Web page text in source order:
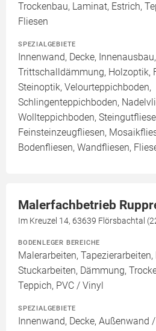
Trockenbau, Laminat, Estrich,
Fliesen
SPEZIALGEBIETE
Innenwand, Decke,
Trittschalldämmung, Holzoptik,
Steinoptik, Velourteppichboden,
Schlingenteppichboden,
Wollteppichboden,
Feinsteinzeugfliesen,
Bodenfliesen, Wandfliesen,
Malerfachbetrieb
Im Kreuzel 14, 63639 Flörsbachtal
BODENLEGER BEREICHE
Malerarbeiten,
Stuckarbeiten, Dämmung,
Teppich, PVC / Vinyl
SPEZIALGEBIETE
Innenwand, Decke, Außenwand